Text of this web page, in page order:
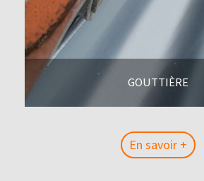
GOUTTIÈRE
En savoir +